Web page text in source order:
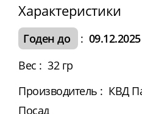
Характеристики
Годен до : 09.12.2025
Вес : 32 гр
Производитель : КВД
Посад